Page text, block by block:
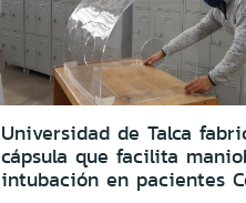
Universidad de Talca
cápsula que facilita
intubación en pacientes